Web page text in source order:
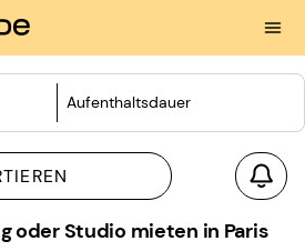
Aufenthaltsdauer
oder Studio mieten in Paris